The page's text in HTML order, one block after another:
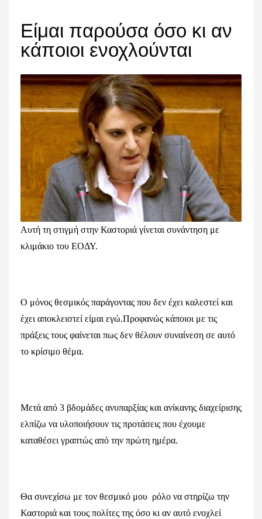
Είμαι παρούσα όσο κι αν
κάποιοι ενοχλούνται
Αυτή τη στιγμή στην Καστοριά γίνεται συνάντηση με
κλιμάκιο του ΕΟΔΥ.
Ο μόνος θεσμικός παράγοντας που δεν έχει καλεστεί και
έχει αποκλειστεί είμαι εγώ.Προφανώς κάποιοι με τις
πράξεις τους φαίνεται πως δεν θέλουν συναίνεση σε αυτό
το κρίσιμο θέμα.
Μετά από 3 βδομάδες ανυπαρξίας και ανίκανης διαχείρισης
ελπίζω να υλοποιήσουν τις προτάσεις που έχουμε
καταθέσει γραπτώς από την πρώτη ημέρα.
Θα συνεχίσω με τον θεσμικό μου ρόλο να στηρίζω την
Καστοριά και τους πολίτες της όσο κι αν αυτό ενοχλεί